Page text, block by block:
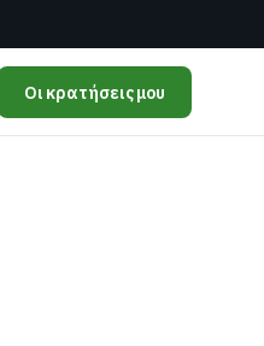
Οι κρατήσεις μου